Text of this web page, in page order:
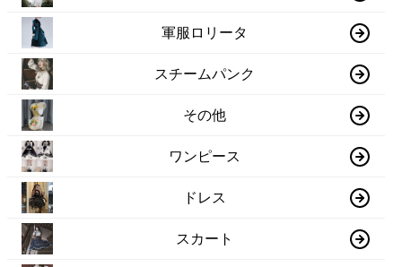
軍服ロリータ
スチームパンク
その他
ワンピース
ドレス
スカート